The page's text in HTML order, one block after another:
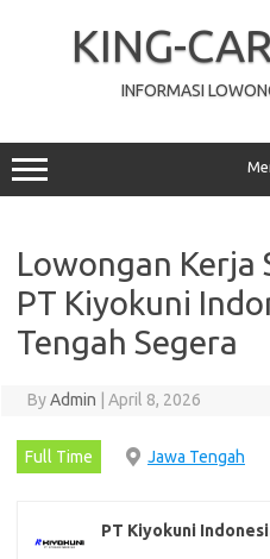
KING-
INFORMASI
Lowongan Kerja
PT Kiyokuni
Tengah Segera
ByAdmin April 8, 2026
Full Time Jawa Tengah
PT Kiyokuni